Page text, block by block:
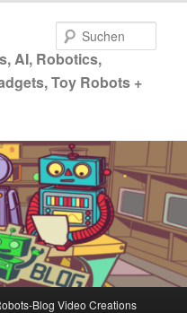
AI, Robotics,
Toy Robots +
Blog Video Creations